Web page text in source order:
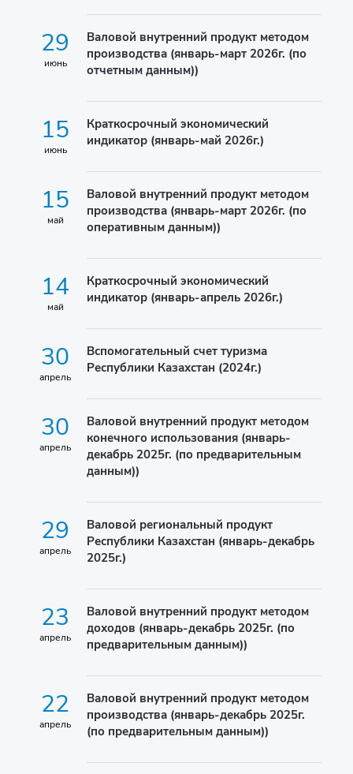
29
июнь
Валовой внутренний продукт методом
производства (январь-март 2026г. (по
отчетным данным))
15
июнь
Краткосрочный экономический
индикатор (январь-май 2026г.)
15
май
Валовой внутренний продукт методом
производства (январь-март 2026г. (по
оперативным данным))
14
май
Краткосрочный экономический
индикатор (январь-апрель 2026г.)
30
апрель
Вспомогательный счет туризма
Республики Казахстан (2024г.)
30
апрель
Валовой внутренний продукт методом
конечного использования (январь-
декабрь 2025г. (по предварительным
данным))
29
апрель
Валовой региональный продукт
Республики Казахстан (январь-декабрь
2025г.)
23
апрель
Валовой внутренний продукт методом
доходов (январь-декабрь 2025г. (по
предварительным данным))
22
апрель
Валовой внутренний продукт методом
производства (январь-декабрь 2025г.
(по предварительным данным))